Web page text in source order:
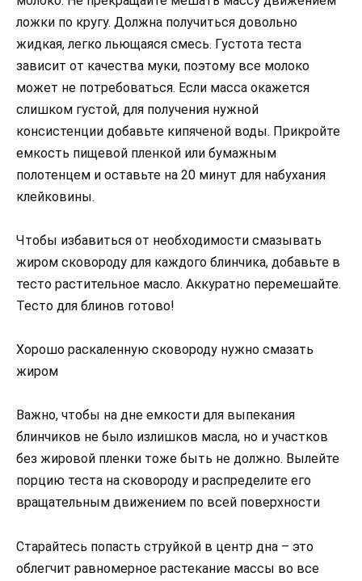
ложки по кругу. Должна получиться довольно
жидкая, легко льющаяся смесь. Густота теста
зависит от качества муки, поэтому все молоко
может не потребоваться. Если масса окажется
слишком густой, для получения нужной
консистенции добавьте кипяченой воды. Прикройте
емкость пищевой пленкой или бумажным
полотенцем и оставьте на 20 минут для набухания
клейковины.
Чтобы избавиться от необходимости смазывать
жиром сковороду для каждого блинчика, добавьте в
тесто растительное масло. Аккуратно перемешайте.
Тесто для блинов готово!
Хорошо раскаленную сковороду нужно смазать
жиром
Важно, чтобы на дне емкости для выпекания
блинчиков не было излишков масла, но и участков
без жировой пленки тоже быть не должно. Вылейте
порцию теста на сковороду и распределите его
вращательным движением по всей поверхности
Старайтесь попасть струйкой в центр дна – это
облегчит равномерное растекание массы во все